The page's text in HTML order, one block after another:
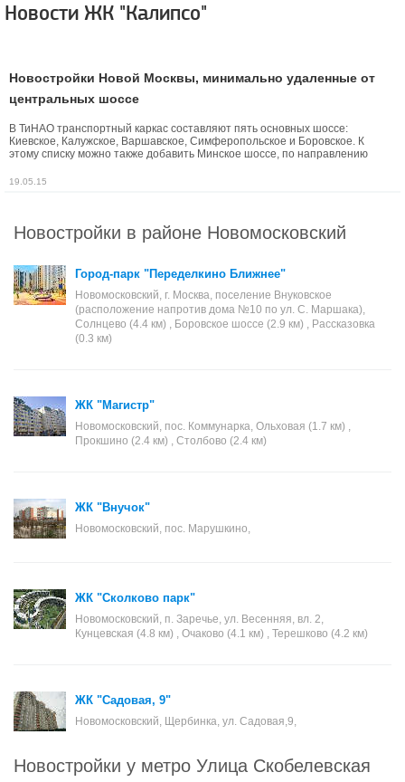
Новости ЖК "Калипсо"
Новостройки Новой Москвы, минимально удаленные от
центральных шоссе
В ТиНАО транспортный каркас составляют пять основных шоссе:
Киевское, Калужское, Варшавское, Симферопольское и Боровское. К
этому списку можно также добавить Минское шоссе, по направлению
19.05.15
Новостройки в районе Новомосковский
Город-парк "Переделкино Ближнее"
Новомосковский, г. Москва, поселение Внуковское
(расположение напротив дома №10 по ул. С. Маршака),
Солнцево (4.4 км) , Боровское шоссе (2.9 км) , Рассказовка
(0.3 км)
ЖК "Магистр"
Новомосковский, пос. Коммунарка, Ольховая (1.7 км) ,
Прокшино (2.4 км) , Столбово (2.4 км)
ЖК "Внучок"
Новомосковский, пос. Марушкино,
ЖК "Сколково парк"
Новомосковский, п. Заречье, ул. Весенняя, вл. 2,
Кунцевская (4.8 км) , Очаково (4.1 км) , Терешково (4.2 км)
ЖК "Садовая, 9"
Новомосковский, Щербинка, ул. Садовая,9,
Новостройки у метро Улица Скобелевская